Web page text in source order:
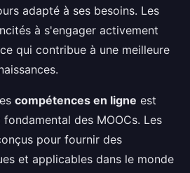
adapté à ses besoins. Les
à s'engager activement
qui contribue à une meilleure
compétences en ligne est
des MOOCs. Les
pour fournir des
et applicables dans le monde